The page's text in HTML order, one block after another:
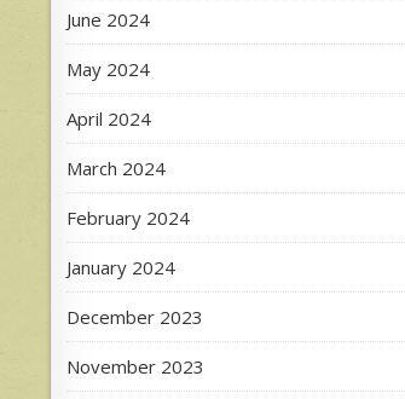
June 2024
May 2024
April 2024
March 2024
February 2024
January 2024
December 2023
November 2023